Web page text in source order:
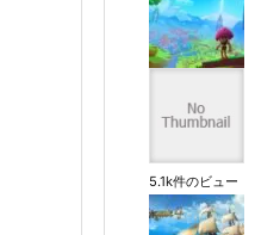
5.1k件のビュー